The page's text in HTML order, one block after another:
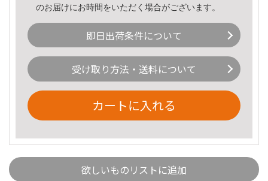
のお届けにお時間をいただく場合がございます。
即日出荷条件について
受け取り方法・送料について
カートに入れる
欲しいものリストに追加